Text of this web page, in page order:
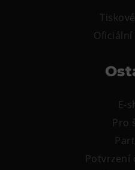
Narozeninové oslavy
Tematické dárkové
E-
Pro
Potvrzení